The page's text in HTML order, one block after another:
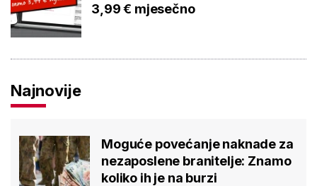
3,99 € mjesečno
Najnovije
Moguće povećanje naknade za
nezaposlene branitelje: Znamo
koliko ih je na burzi